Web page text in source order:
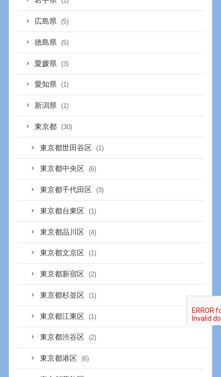
広島県 (5)
徳島県 (5)
愛媛県 (3)
愛知県 (1)
新潟県 (1)
東京都 (30)
東京都世田谷区 (1)
東京都中央区 (6)
東京都千代田区 (3)
東京都台東区 (1)
東京都品川区 (4)
東京都文京区 (1)
東京都新宿区 (2)
東京都杉並区 (1)
東京都江東区 (1)
東京都渋谷区 (2)
東京都港区 (6)